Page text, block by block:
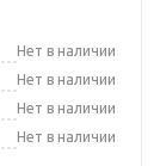
Нет в наличии
Нет в наличии
Нет в наличии
Нет в наличии